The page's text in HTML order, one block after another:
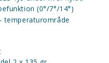
(0°/7°/14°)
temperaturområde